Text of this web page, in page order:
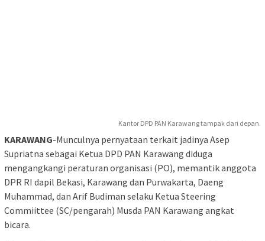
Kantor DPD PAN Karawang tampak dari depan.
KARAWANG-Munculnya pernyataan terkait jadinya Asep
Supriatna sebagai Ketua DPD PAN Karawang diduga
mengangkangi peraturan organisasi (PO), memantik anggota
DPR RI dapil Bekasi, Karawang dan Purwakarta, Daeng
Muhammad, dan Arif Budiman selaku Ketua Steering
Commiittee (SC/pengarah) Musda PAN Karawang angkat
bicara.